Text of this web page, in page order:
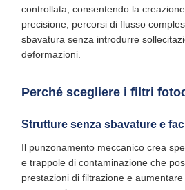
controllata, consentendo la
precisione, percorsi di flusso
sbavatura senza introdurre
deformazioni.
Perché scegliere i filtri
Strutture senza sbavature e
Il punzonamento meccanico crea
e trappole di contaminazione che
prestazioni di filtrazione e